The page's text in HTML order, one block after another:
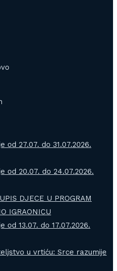
27.07. do 31.07.2026.
od 20.07. do 24.07.2026.
DJECE U PROGRAM
IGRAONICU
13.07. do 17.07.2026.
u vrtiću: Srce razumije